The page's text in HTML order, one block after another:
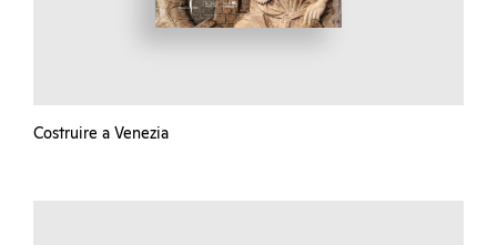
Costruire a Venezia